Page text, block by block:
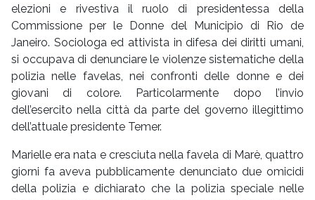
elezioni e rivestiva il ruolo di presidentessa della
Commissione per le Donne del Municipio di Rio de
Janeiro. Sociologa ed attivista in difesa dei diritti umani,
si occupava di denunciare le violenze sistematiche della
polizia nelle favelas, nei confronti delle donne e dei
giovani di colore. Particolarmente dopo l’invio
dell’esercito nella città da parte del governo illegittimo
dell’attuale presidente Temer.
Marielle era nata e cresciuta nella favela di Marè, quattro
giorni fa aveva pubblicamente denunciato due omicidi
della polizia e dichiarato che la polizia speciale nelle